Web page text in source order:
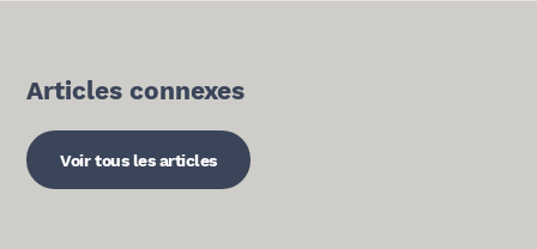
Articles connexes
Voir tous les articles